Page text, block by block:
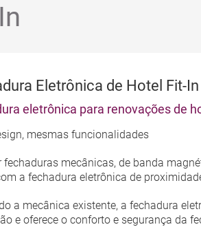
Eletrônica de Hotel Fit-In
eletrônica para renovações de
mesmas funcionalidades
fechaduras mecânicas, de banda
a fechadura eletrônica de
a mecânica existente, a fechadura
e oferece o conforto e segurança da